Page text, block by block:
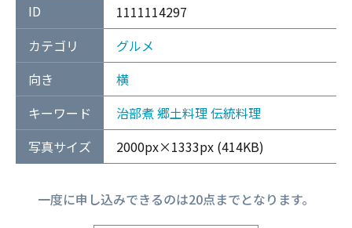
ID
1111114297
カテゴリ
グルメ
向き
横
キーワード
治部煮郷土料理伝統料理
写真サイズ
2000px×1333px (414KB)
一度に申し込みできるのは20点までとなります。